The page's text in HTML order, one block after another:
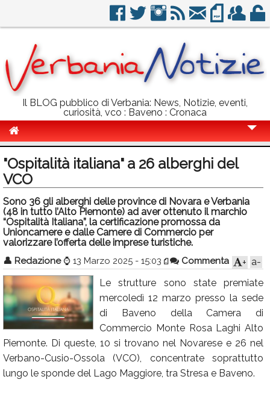
Il BLOG pubblico di Verbania: News, Notizie, eventi,
curiosità, vco : Baveno : Cronaca
Politica
Sport
Eventi
Info Utili
Rubriche
Calendario
Annunci
"Ospitalità italiana" a 26 alberghi del
VCO
Sono 36 gli alberghi delle province di Novara e Verbania
(48 in tutto l’Alto Piemonte) ad aver ottenuto il marchio
“Ospitalità Italiana”, la certificazione promossa da
Unioncamere e dalle Camere di Commercio per
valorizzare l’offerta delle imprese turistiche.
👤 Redazione ⌚ 13 Marzo 2025 - 15:03 Commenta a-
+
Le strutture sono state premiate
mercoledì 12 marzo presso la sede
di Baveno della Camera di
Commercio Monte Rosa Laghi Alto
Piemonte. Di queste, 10 si trovano nel Novarese e 26 nel
Verbano-Cusio-Ossola (VCO), concentrate soprattutto
lungo le sponde del Lago Maggiore, tra Stresa e Baveno.